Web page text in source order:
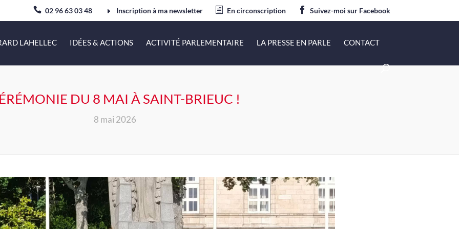
02 96 63 03 48 Inscription à ma newsletter En circonscription Suivez-moi sur Facebook
LAHELLEC IDÉES & ACTIONS ACTIVITÉ PARLEMENTAIRE LA PRESSE EN PARLE CONTACT
DU 8 MAI À SAINT-BRIEUC !
8 mai 2026